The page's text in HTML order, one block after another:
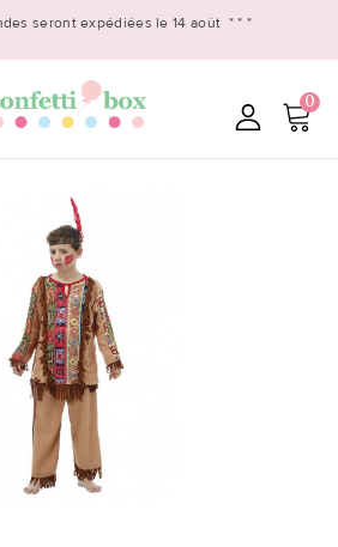
seront expédiées le 14 août * * *
0